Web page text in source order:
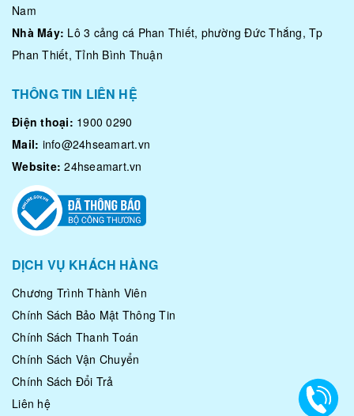
Nam
Nhà Máy: Lô 3 cảng cá Phan Thiết, phường Đức Thắng, Tp
Phan Thiết, Tỉnh Bình Thuận
THÔNG TIN LIÊN HỆ
Điện thoại: 1900 0290
Mail: info@24hseamart.vn
Website: 24hseamart.vn
DỊCH VỤ KHÁCH HÀNG
Chương Trình Thành Viên
Chính Sách Bảo Mật Thông Tin
Chính Sách Thanh Toán
Chính Sách Vận Chuyển
Chính Sách Đổi Trả
Liên hệ